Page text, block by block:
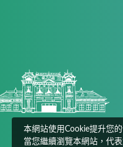
本網站使用Cookie提升您的
當您繼續瀏覽本網站，代